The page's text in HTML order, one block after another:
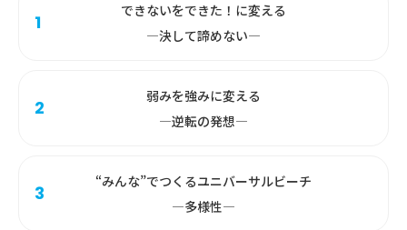
できないをできた！に変える
―決して諦めない―
弱みを強みに変える
―逆転の発想―
“みんな”でつくるユニバーサルビーチ
―多様性―